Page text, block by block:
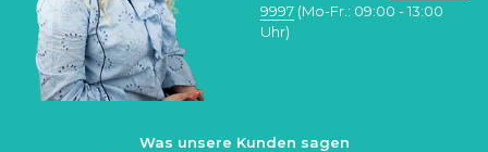
9997 (Mo-Fr.: 09:00 - 13:00
Uhr)
Was unsere Kunden sagen